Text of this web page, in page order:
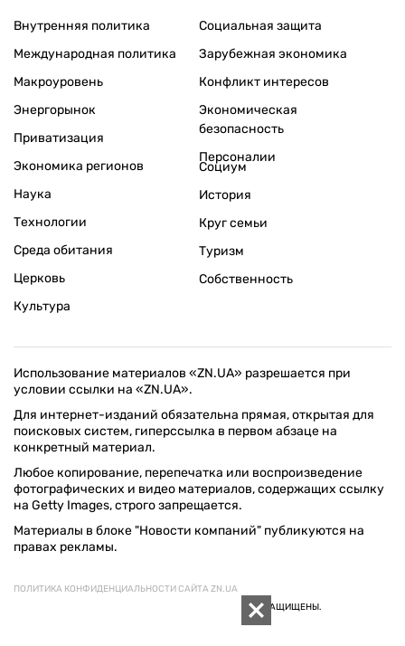
Внутренняя политика
Международная политика
Макроуровень
Энергорынок
Приватизация
Экономика регионов
Социальная защита
Зарубежная экономика
Конфликт интересов
Экономическая
безопасность
Персоналии
Наука
Технологии
Среда обитания
Церковь
Культура
Социум
История
Круг семьи
Туризм
Собственность
Использование материалов «ZN.UA» разрешается при
условии ссылки на «ZN.UA».
Для интернет-изданий обязательна прямая, открытая для
поисковых систем, гиперссылка в первом абзаце на
конкретный материал.
Любое копирование, перепечатка или воспроизведение
фотографических и видео материалов, содержащих ссылку
на Getty Images, строго запрещается.
Материалы в блоке "Новости компаний" публикуются на
правах рекламы.
ПОЛИТИКА КОНФИДЕНЦИАЛЬНОСТИ САЙТА ZN.UA
© 1994–2026 «ЗЕРКАЛО НЕДЕЛИ. УКРАИНА». ВСЕ ПРАВА ЗАЩИЩЕНЫ.